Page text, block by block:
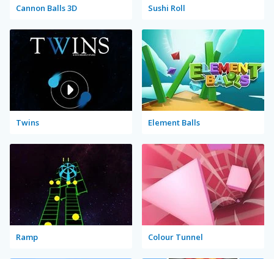
Cannon Balls 3D Sushi Roll
Twins Element Balls
Ramp Colour Tunnel